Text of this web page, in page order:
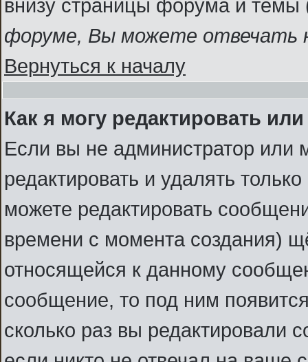
внизу страницы форума и темы
форуме, Вы можете отвечать
Вернуться к началу
Как я могу редактировать
Если вы не администратор
редактировать и удалять
можете редактировать
времени с момента создания)
относящейся к данному
сообщение, то под ним
сколько раз вы редактировали